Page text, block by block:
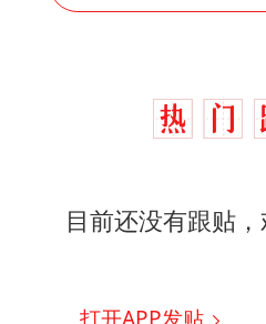
目前还没有跟贴